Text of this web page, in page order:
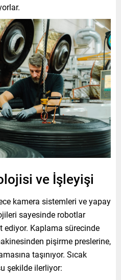
ve İşleyişi
kamera sistemleri ve yapay
sayesinde robotlar
ediyor. Kaplama sürecinde
pişirme preslerine,
taşınıyor. Sıcak
şekilde ilerliyor: